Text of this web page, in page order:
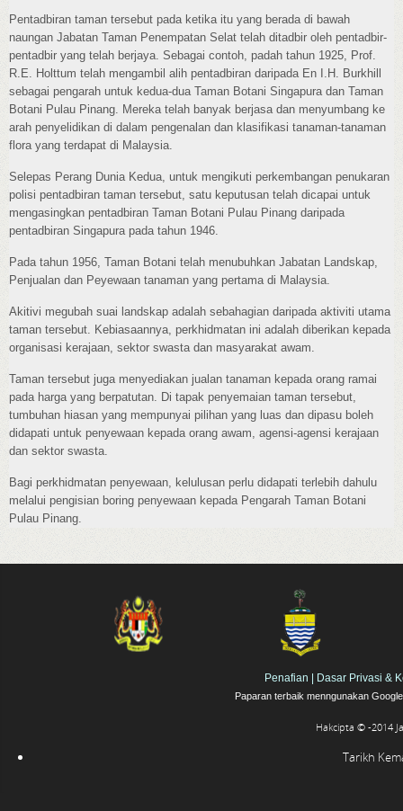
Pentadbiran taman tersebut pada ketika itu yang berada di bawah
naungan Jabatan Taman Penempatan Selat telah ditadbir oleh pentadbir-
pentadbir yang telah berjaya. Sebagai contoh, padah tahun 1925, Prof.
R.E. Holttum telah mengambil alih pentadbiran daripada En I.H. Burkhill
sebagai pengarah untuk kedua-dua Taman Botani Singapura dan Taman
Botani Pulau Pinang. Mereka telah banyak berjasa dan menyumbang ke
arah penyelidikan di dalam pengenalan dan klasifikasi tanaman-tanaman
flora yang terdapat di Malaysia.
Selepas Perang Dunia Kedua, untuk mengikuti perkembangan penukaran
polisi pentadbiran taman tersebut, satu keputusan telah dicapai untuk
mengasingkan pentadbiran Taman Botani Pulau Pinang daripada
pentadbiran Singapura pada tahun 1946.
Pada tahun 1956, Taman Botani telah menubuhkan Jabatan Landskap,
Penjualan dan Peyewaan tanaman yang pertama di Malaysia.
Akitivi megubah suai landskap adalah sebahagian daripada aktiviti utama
taman tersebut. Kebiasaannya, perkhidmatan ini adalah diberikan kepada
organisasi kerajaan, sektor swasta dan masyarakat awam.
Taman tersebut juga menyediakan jualan tanaman kepada orang ramai
pada harga yang berpatutan. Di tapak penyemaian taman tersebut,
tumbuhan hiasan yang mempunyai pilihan yang luas dan dipasu boleh
didapati untuk penyewaan kepada orang awam, agensi-agensi kerajaan
dan sektor swasta.
Bagi perkhidmatan penyewaan, kelulusan perlu didapati terlebih dahulu
melalui pengisian boring penyewaan kepada Pengarah Taman Botani
Pulau Pinang.
Penafian | Dasar Privasi &
Paparan terbaik menngunakan
Hakcipta © -2014
Tarikh